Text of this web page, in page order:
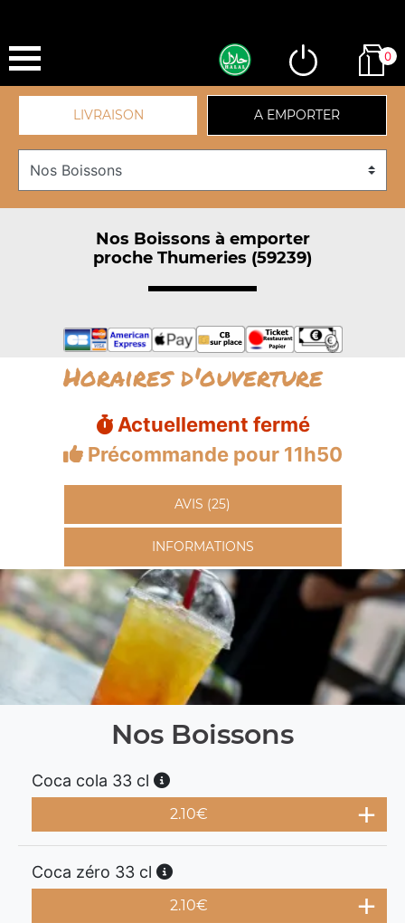
0
LIVRAISON A EMPORTER
Nos Boissons à emporter
proche Thumeries (59239)
Horaires d'ouverture
Actuellement fermé
Précommande pour 11h50
AVIS (25)
INFORMATIONS
Nos Boissons
Coca cola 33 cl
2.10€
Coca zéro 33 cl
2.10€